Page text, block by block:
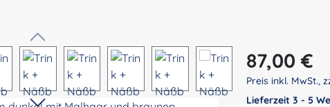
Regulärer Preis:
87,00 €
Preis inkl. MwSt.,
Lieferzeit 3 - 5